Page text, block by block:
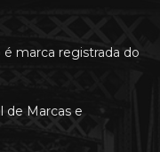
é marca registrada do
de Marcas e